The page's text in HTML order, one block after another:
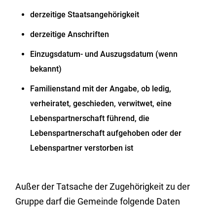
derzeitige Staatsangehörigkeit
derzeitige Anschriften
Einzugsdatum- und Auszugsdatum (wenn
bekannt)
Familienstand mit der Angabe, ob ledig,
verheiratet, geschieden, verwitwet, eine
Lebenspartnerschaft führend, die
Lebenspartnerschaft aufgehoben oder der
Lebenspartner verstorben ist
Außer der Tatsache der Zugehörigkeit zu der
Gruppe darf die Gemeinde folgende Daten